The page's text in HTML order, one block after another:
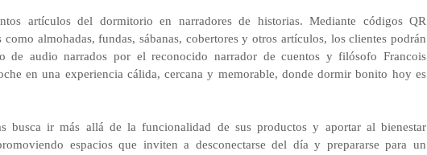
artículos del dormitorio en narradores de historias. Mediante códigos QR
almohadas, fundas, sábanas, cobertores y otros artículos, los clientes podrán
de audio narrados por el reconocido narrador de cuentos y filósofo Francois
en una experiencia cálida, cercana y memorable, donde dormir bonito hoy es
busca ir más allá de la funcionalidad de sus productos y aportar al bienestar
espacios que inviten a desconectarse del día y prepararse para un